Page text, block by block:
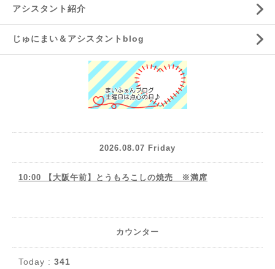
アシスタント紹介
じゅにまい＆アシスタントblog
2026.08.07 Friday
10:00 【大阪午前】とうもろこしの焼売 ※満席
カウンター
Today : 341